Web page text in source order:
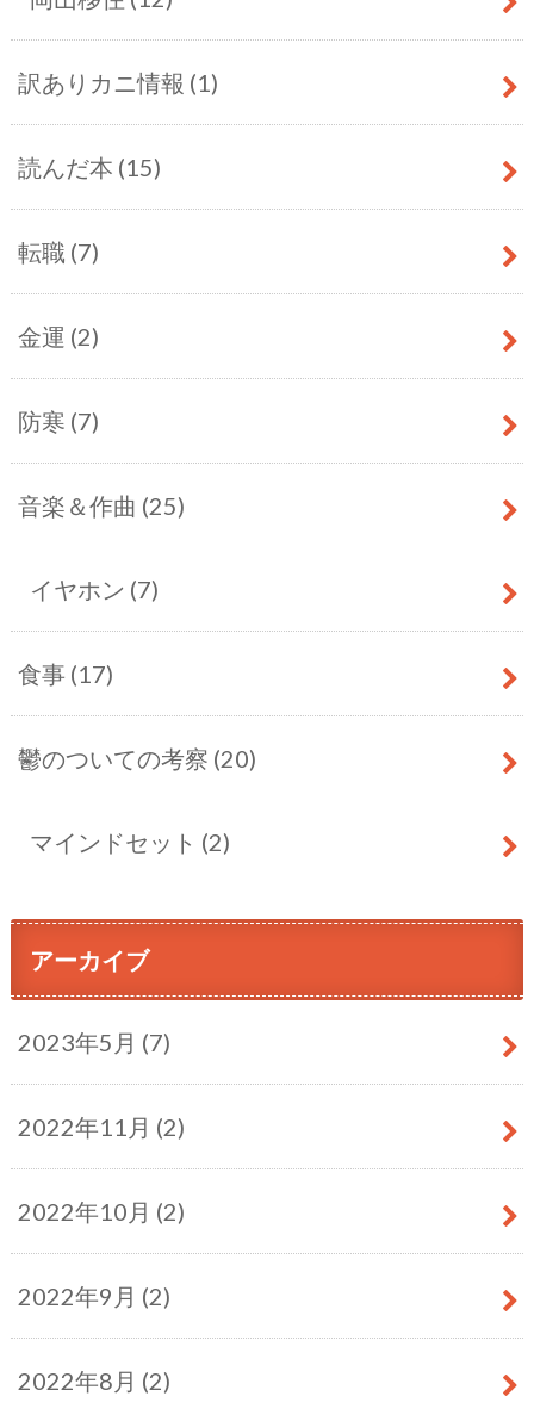
訳ありカニ情報 (1)
読んだ本 (15)
転職 (7)
金運 (2)
防寒 (7)
音楽＆作曲 (25)
イヤホン (7)
食事 (17)
鬱のついての考察 (20)
マインドセット (2)
アーカイブ
2023年5月 (7)
2022年11月 (2)
2022年10月 (2)
2022年9月 (2)
2022年8月 (2)